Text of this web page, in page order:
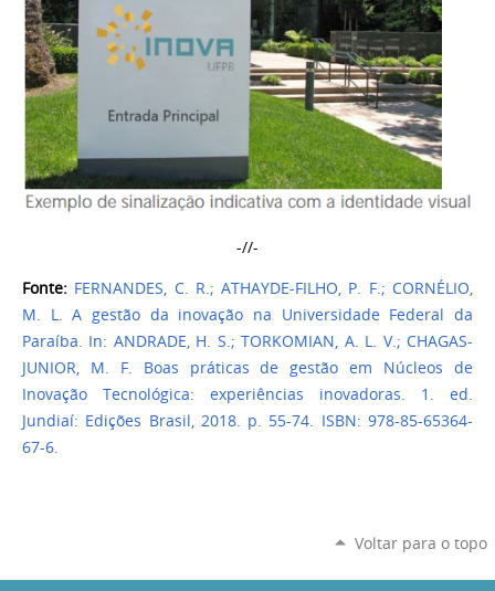
-//-
Fonte: FERNANDES, C. R.; ATHAYDE-FILHO, P. F.; CORNÉLIO,
M. L. A gestão da inovação na Universidade Federal da
Paraíba. In: ANDRADE, H. S.; TORKOMIAN, A. L. V.; CHAGAS-
JUNIOR, M. F. Boas práticas de gestão em Núcleos de
Inovação Tecnológica: experiências inovadoras. 1. ed.
Jundiaí: Edições Brasil, 2018. p. 55-74. ISBN: 978-85-65364-
67-6.
Voltar para o topo